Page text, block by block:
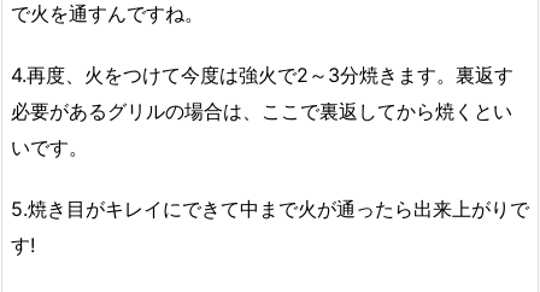
で火を通すんですね。
4.再度、火をつけて今度は強火で2～3分焼きます。裏返す
必要があるグリルの場合は、ここで裏返してから焼くとい
いです。
5.焼き目がキレイにできて中まで火が通ったら出来上がりで
す!